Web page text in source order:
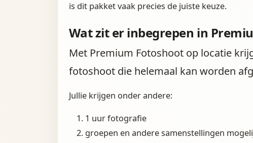
is dit pakket vaak precies de juiste keuze.
Wat zit er inbegrepen in
Met Premium Fotoshoot op locatie
fotoshoot die helemaal kan worden
Jullie krijgen onder andere:
1 uur fotografie
groepen en andere samenstellingen